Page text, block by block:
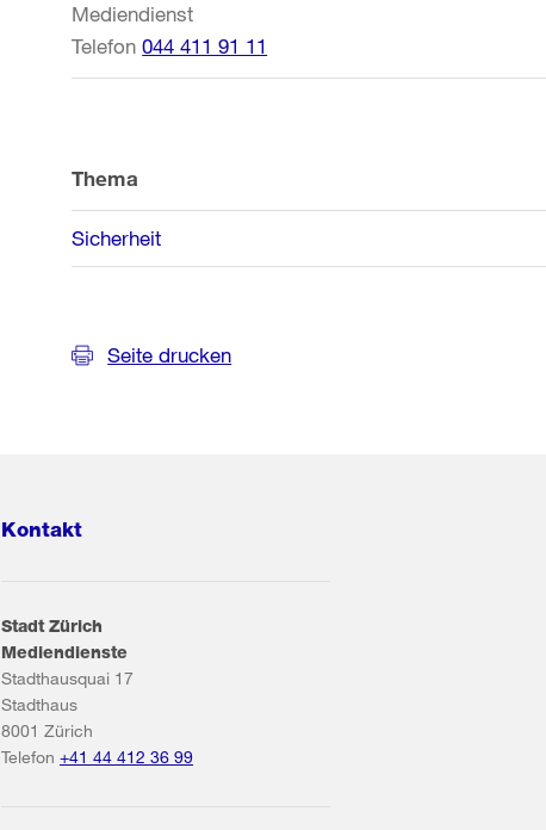
Mediendienst
Telefon 044 411 91 11
Thema
Sicherheit
Seite drucken
Kontakt
Stadt Zürich
Mediendienste
Stadthausquai 17
Stadthaus
8001 Zürich
Telefon +41 44 412 36 99